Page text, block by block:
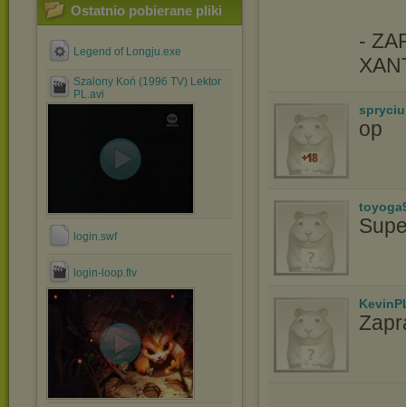
Ostatnio pobierane pliki
Legend of Longju.exe
Szalony Koń (1996 TV) Lektor
PL.avi
login.swf
login-loop.flv
-
op